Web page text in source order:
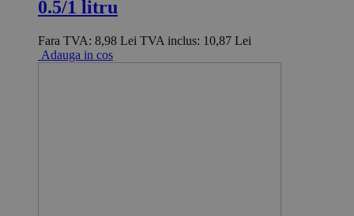
0.5/1 litru
Fara TVA: 8,98 Lei TVA inclus: 10,87 Lei
Adauga in cos